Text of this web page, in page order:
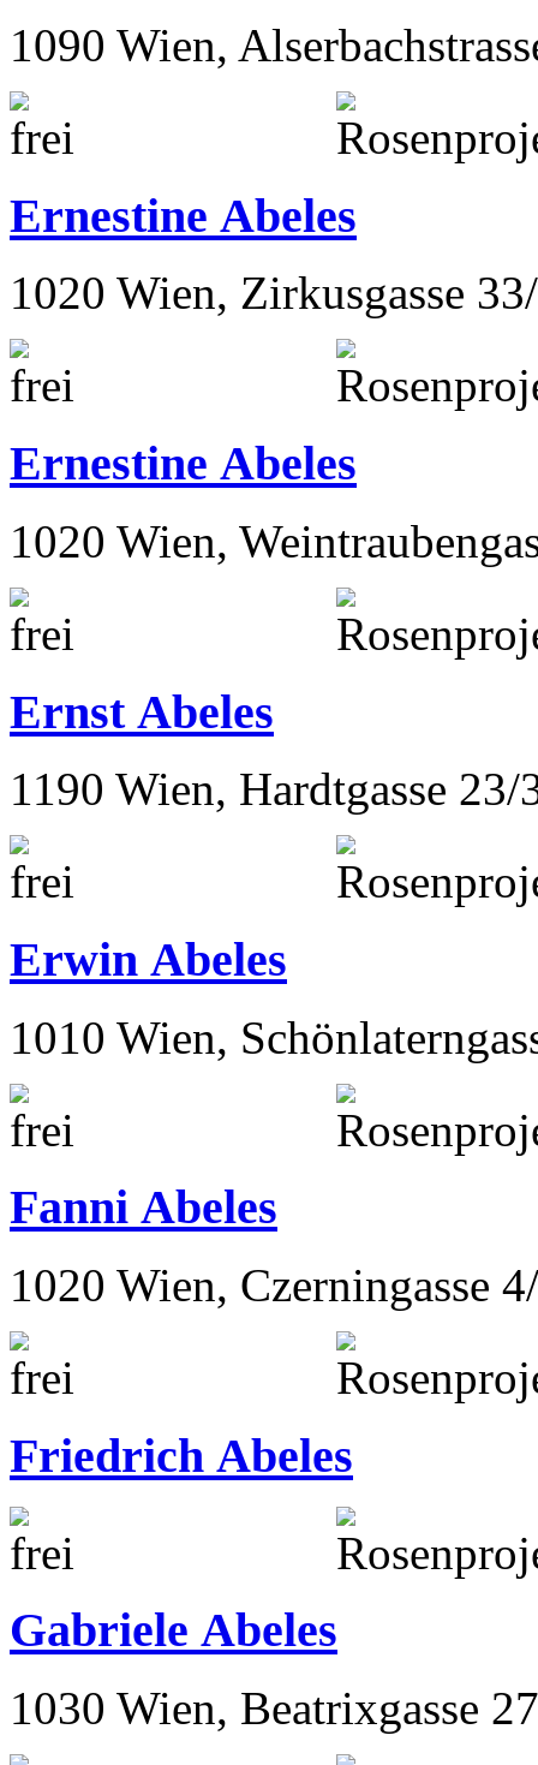
1090 Wien,
Ernestine Abeles
1020 Wien, Zirkusgasse
Ernestine Abeles
1020 Wien,
Ernst Abeles
1190 Wien, Hardtgasse 23/
Erwin Abeles
1010 Wien,
Fanni Abeles
1020 Wien, Czerningasse
Friedrich Abeles
Gabriele Abeles
1030 Wien, Beatrixgasse